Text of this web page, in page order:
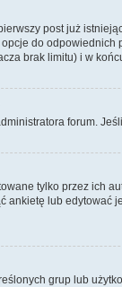
post już
do
brak limitu) i w
forum.
tylko przez ich
ankietę lub
grup lub